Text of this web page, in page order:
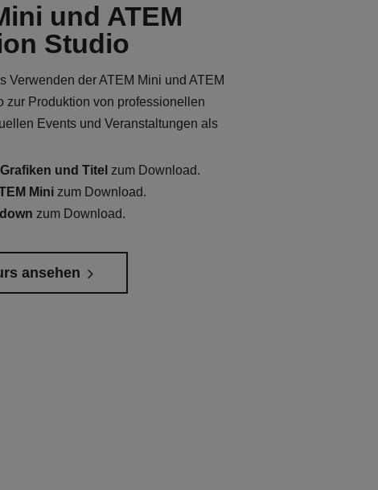
und ATEM
Studio
Verwenden der ATEM Mini und ATEM
zur Produktion von professionellen
Events und Veranstaltungen als
und Titel zum Download.
Mini zum Download.
zum Download.
ansehen